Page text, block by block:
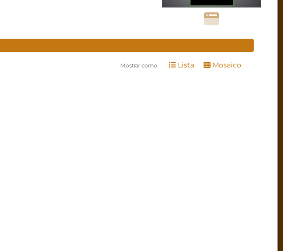
Mostrar como Lista Mosaico